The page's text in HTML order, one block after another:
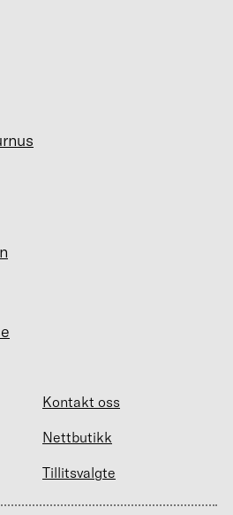
Kontakt oss
Nettbutikk
Tillitsvalgte